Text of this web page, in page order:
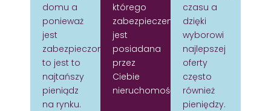
domu a
ponieważ
jest
zabezpieczony
to jest to
najtańszy
pieniądz
na rynku.
którego
zabezpieczeniem
jest
posiadana
przez
Ciebie
nieruchomość.
czasu a
dzięki
wyborowi
najlepszej
oferty
często
również
pieniędzy.